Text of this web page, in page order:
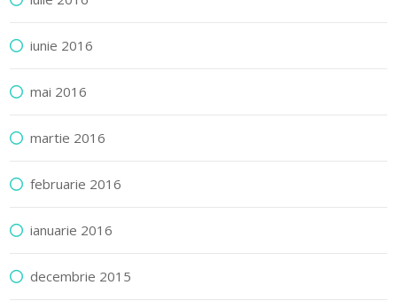
iunie 2016
mai 2016
martie 2016
februarie 2016
ianuarie 2016
decembrie 2015